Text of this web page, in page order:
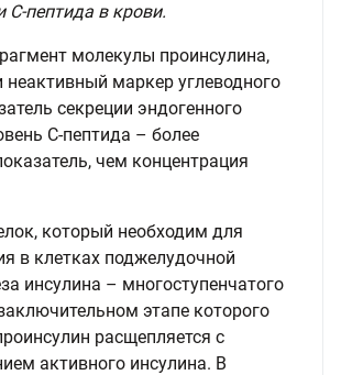
С-пептида в крови.
молекулы проинсулина,
неактивный маркер углеводного
секреции эндогенного
С-пептида – более
чем концентрация
который необходим для
в клетках поджелудочной
инсулина – многоступенчатого
этапе которого
расщепляется с
активного инсулина. В